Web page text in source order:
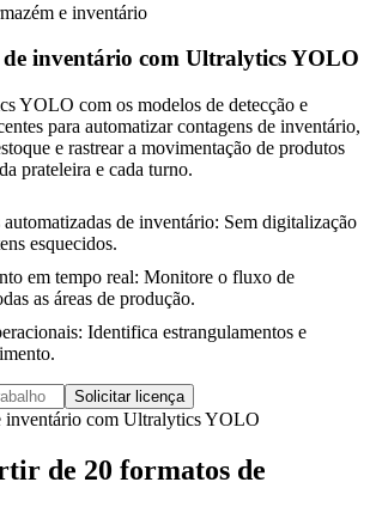
e inventário
inventário com Ultralytics YOLO
YOLO com os modelos de detecção e
para automatizar contagens de inventário,
e rastrear a movimentação de produtos
prateleira e cada turno.
automatizadas de inventário: Sem digitalização
esquecidos.
em tempo real: Monitore o fluxo de
as áreas de produção.
: Identifica estrangulamentos e
Solicitar licença
de 20 formatos de